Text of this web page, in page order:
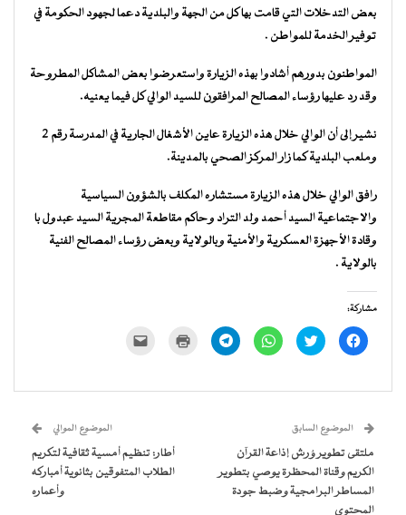
بعض التدخلات التي قامت بها كل من الجهة والبلدية دعما لجهود الحكومة في
توفير الخدمة للمواطن .
المواطنون بدورهم أشادوا بهذه الزيارة واستعرضوا بعض المشاكل المطروحة
وقد رد عليها رؤساء المصالح المرافقون للسيد الوالي كل فيما يعنيه.
نشير إلى أن الوالي خلال هذه الزيارة عاين الأشغال الجارية في المدرسة رقم 2
وملعب البلدية كما زار المركز الصحي بالمدينة.
رافق الوالي خلال هذه الزيارة مستشاره المكلف بالشؤون السياسية
والاجتماعية السيد أحمد ولد التراد وحاكم مقاطعة المجرية السيد عبدول با
وقادة الأجهزة العسكرية والأمنية وبالولاية وبعض رؤساء المصالح الفنية
بالولاية .
مشاركة:
انقر
للمشاركة
في
اضغط
للمشاركة
في
انقر
للمشاركة
في
انقر
للمشاركة
في
للطباعة
جديدة) الإلكتروني
نافذة
جديدة)
الموضوع السابق
ملتقى تطوير وُرش إذاعة القرآن
الكريم وقناة المحظرة يوصي بتطوير
المساطر البرامجية وضبط جودة
المحتوى
الموضوع الموالي
أطار: تنظيم أمسية ثقافية لتكريم
الطلاب المتفوقين بثانوية أمباركه
وأعماره